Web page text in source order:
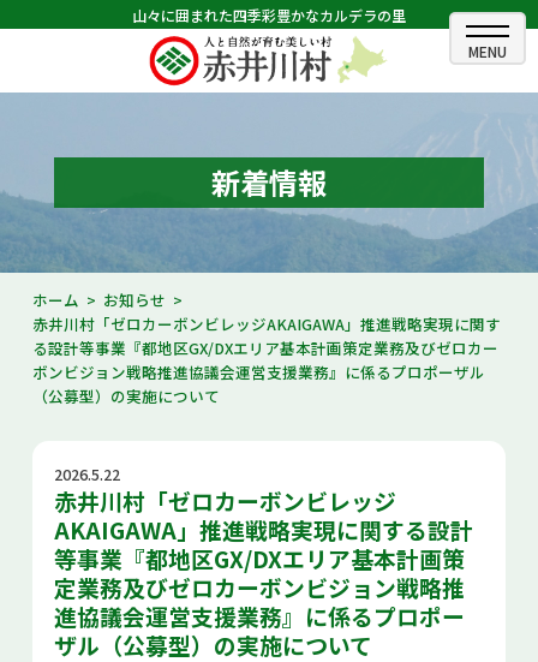
山々に囲まれた四季彩豊かなカルデラの里
ホーム
むらのできごと
むらのプロフィール
くらしの情報
村長室
ふるさと納税
あかいがわ広報
お問い合せ
Select Language ▼
新着情報
ホーム
お知らせ
赤井川村「ゼロカーボンビレッジAKAIGAWA」推進戦略実現に関す
る設計等事業『都地区GX/DXエリア基本計画策定業務及びゼロカー
ボンビジョン戦略推進協議会運営支援業務』に係るプロポーザル
（公募型）の実施について
2026.5.22
赤井川村「ゼロカーボンビレッジ
AKAIGAWA」推進戦略実現に関する設計
等事業『都地区GX/DXエリア基本計画策
定業務及びゼロカーボンビジョン戦略推
進協議会運営支援業務』に係るプロポー
ザル（公募型）の実施について